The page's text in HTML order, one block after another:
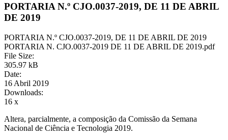
PORTARIA N.º CJO.0037-2019, DE 11 DE ABRIL
DE 2019
PORTARIA N.º CJO.0037-2019, DE 11 DE ABRIL DE 2019
PORTARIA N. CJO.0037-2019 DE 11 DE ABRIL DE 2019.pdf
File Size:
305.97 kB
Date:
16 Abril 2019
Downloads:
16 x
Altera, parcialmente, a composição da Comissão da Semana
Nacional de Ciência e Tecnologia 2019.